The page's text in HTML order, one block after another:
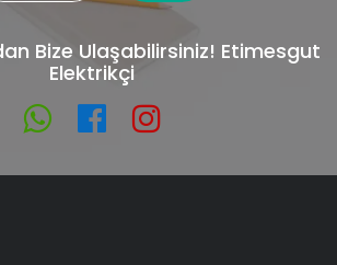
Bize Ulaşabilirsiniz! Etimesgut
Elektrikçi